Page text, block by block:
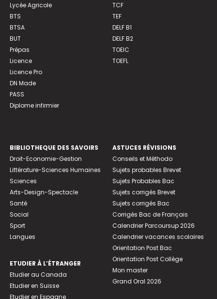
Lycée Agricole
BTS
BTSA
BUT
Prépas
Licence
Licence Pro
DN Made
PASS
Diplome infirmier
TCF
TEF
DELF B1
DELF B2
TOEIC
TOEFL
BIBLIOTHEQUE DES SAVOIRS
Droit-Economie-Gestion
Littérature-Sciences Humaines
Sciences
Arts-Design-Spectacle
Santé
Social
Sport
Langues
ETUDIER À L’ÉTRANGER
Etudier au Canada
Etudier en Suisse
Etudier en Espagne
ASTUCES RÉVISIONS
Conseils et Méthodo
Sujets probables Brevet
Sujets Probables Bac
Sujets corrigés Brevet
Sujets corrigés Bac
Corrigés Bac de Français
Calendrier Parcoursup 2026
Calendrier vacances scolaires
Orientation Post Bac
Orientation Post Collège
Mon master
Grand Oral 2026